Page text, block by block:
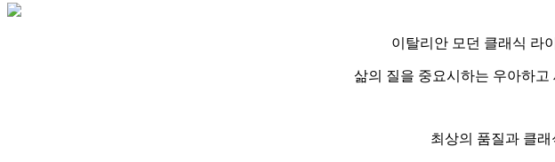
이탈리안 모던 클래식 라
삶의 질을 중요시하는 우아하
최상의 품질과 클